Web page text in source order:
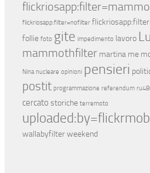
flickriosapp:filter=nofilter
follie foto gite impedimento lavoro
mammothfilter martina me
Nina nucleare opinioni pensieri
postit programmazione referendum
cercato storiche terremoto
wallabyfilterweekend